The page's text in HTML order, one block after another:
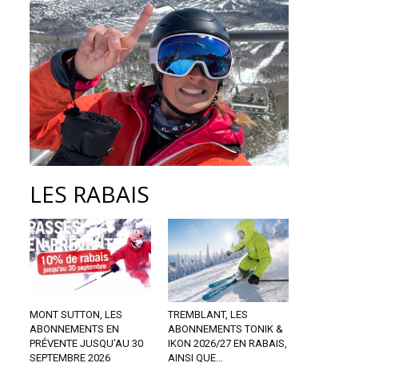
LES RABAIS
MONT SUTTON, LES
ABONNEMENTS EN
PRÉVENTE JUSQU’AU 30
SEPTEMBRE 2026
TREMBLANT, LES
ABONNEMENTS TONIK &
IKON 2026/27 EN RABAIS,
AINSI QUE...